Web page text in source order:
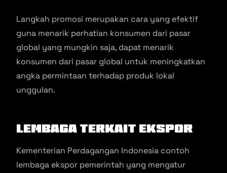
Langkah promosi merupakan cara yang efektif
guna menarik perhatian konsumen dari pasar
global yang mungkin saja, dapat menarik
konsumen dari pasar global untuk meningkatkan
angka permintaan terhadap produk lokal
unggulan.
Lembaga Terkait Ekspor
Kementerian Perdagangan Indonesia contoh
lembaga ekspor pemerintah yang mengatur